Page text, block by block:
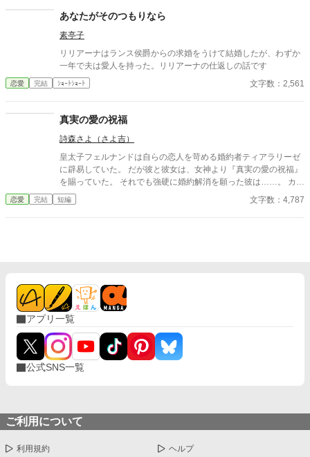
あなたがそのつもりなら
素亭子
リリアーナはランス侯爵からの求婚をうけて結婚したが、わずか
一年で夫は愛人を持った。リリアーナの仕返しの話です
恋愛 完結 ｼｮｰﾄｼｮｰﾄ 文字数：2,561
真実の愛の祝福
詩森さよ（さよ吉）
皇太子フェルナンドは自らの恋人を苛める婚約者ティアラリーゼ
に辟易していた。 だが彼と彼女は、女神より『真実の愛の祝福』
を賜っていた。 それでも強硬に婚約解消を願った彼は……。 カク
ヨム、小説家になろうにも掲載。 筆者は体調不良なことも多く、
コメントなどを受け取らない設定にしております。 どうぞよろし
恋愛 完結 短編 文字数：4,787
アプリ一覧
公式SNS一覧
ご利用について
利用規約 ヘルプ